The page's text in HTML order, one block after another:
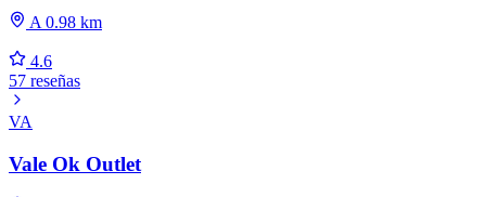
A 0.98 km
4.6
57 reseñas
VA
Vale Ok Outlet